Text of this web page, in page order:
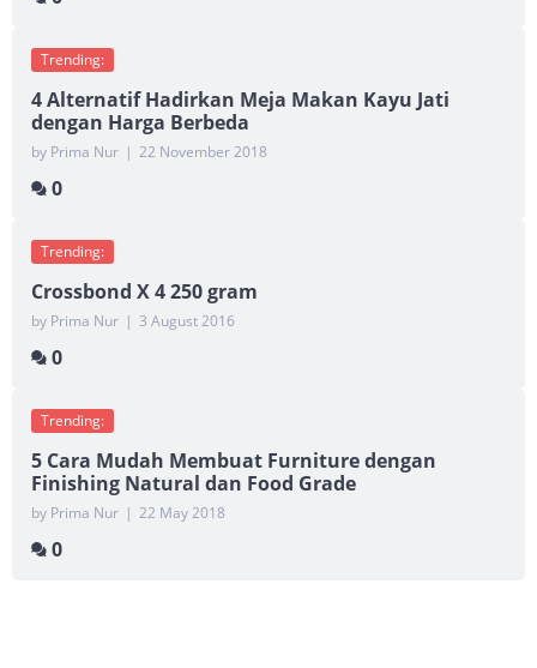
Trending:
4 Alternatif Hadirkan Meja Makan Kayu Jati
dengan Harga Berbeda
by Prima Nur | 22 November 2018
0
Trending:
Crossbond X 4 250 gram
by Prima Nur | 3 August 2016
0
Trending:
5 Cara Mudah Membuat Furniture dengan
Finishing Natural dan Food Grade
by Prima Nur | 22 May 2018
0